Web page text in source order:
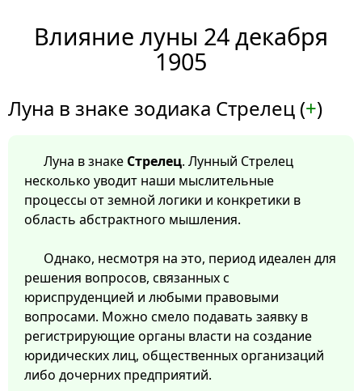
Влияние луны 24 декабря
1905
Луна в знаке зодиака Стрелец (+)
Луна в знаке Стрелец. Лунный Стрелец
несколько уводит наши мыслительные
процессы от земной логики и конкретики в
область абстрактного мышления.
Однако, несмотря на это, период идеален для
решения вопросов, связанных с
юриспруденцией и любыми правовыми
вопросами. Можно смело подавать заявку в
регистрирующие органы власти на создание
юридических лиц, общественных организаций
либо дочерних предприятий.